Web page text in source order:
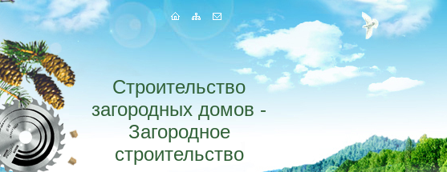
Строительство
загородных домов -
Загородное
строительство